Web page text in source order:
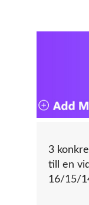
3
till en
16/15/